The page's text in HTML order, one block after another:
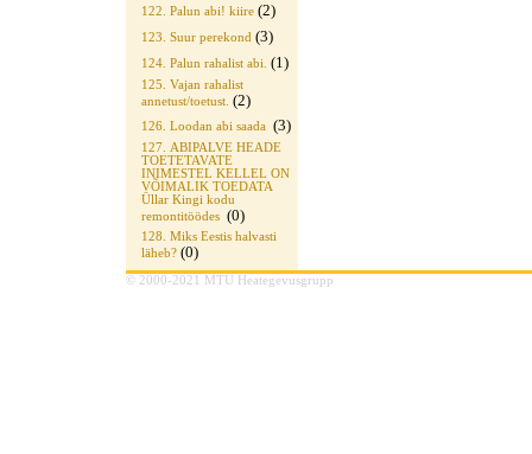
122. Palun abi! kiire (2)
123. Suur perekond (3)
124. Palun rahalist abi. (1)
125. Vajan rahalist
annetust/toetust. (2)
126. Loodan abi saada (3)
127. ABIPALVE HEADE
TOETETAVATE
INIMESTEL KELLEL ON
VÕIMALIK TOEDATA
Üllar Kingi kodu
remontitöödes (0)
128. Miks Eestis halvasti
läheb? (0)
© 2000-2021 MTÜ Heategevusgrupp